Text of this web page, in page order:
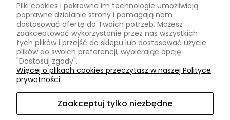
PŁATNOŚCI I DOSTAWA
Formy płatności
Czas i koszty dostawy
Moje konto
Przechowalnia
Pliki cookies i pokrewne im technologie umożliwiają
poprawne działanie strony i pomagają nam
dostosować ofertę do Twoich potrzeb. Możesz
zaakceptować wykorzystanie przez nas wszystkich
tych plików i przejść do sklepu lub dostosować użycie
plików do swoich preferencji, wybierając opcję
"Dostosuj zgody".
Więcej o plikach cookies przeczytasz w naszej Polityce
prywatności.
Zaakceptuj tylko niezbędne